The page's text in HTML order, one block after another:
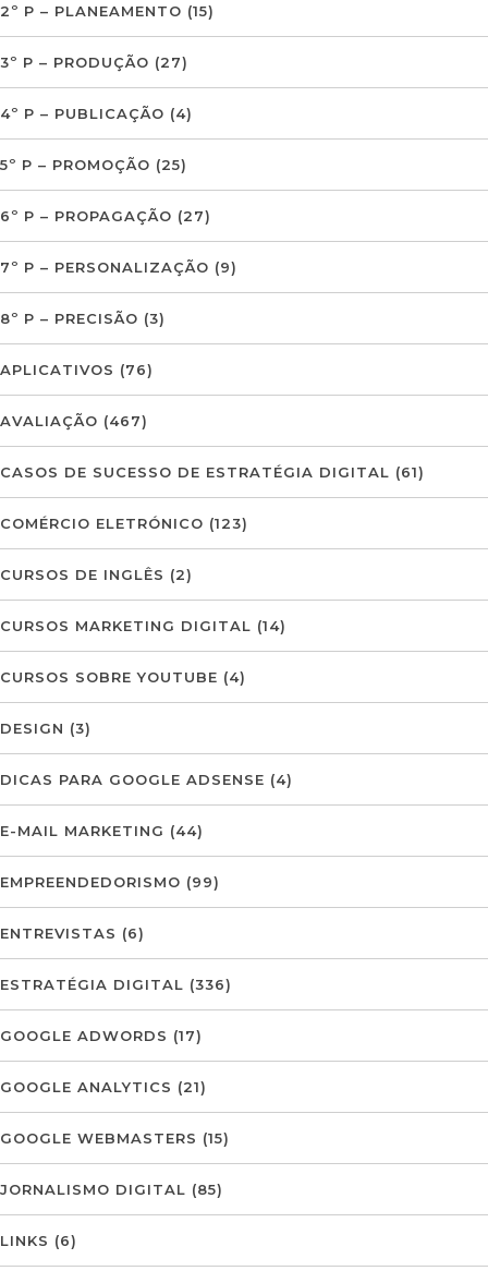
2º P – PLANEAMENTO (15)
3º P – PRODUÇÃO (27)
4º P – PUBLICAÇÃO (4)
5º P – PROMOÇÃO (25)
6º P – PROPAGAÇÃO (27)
7º P – PERSONALIZAÇÃO (9)
8º P – PRECISÃO (3)
APLICATIVOS (76)
AVALIAÇÃO (467)
CASOS DE SUCESSO DE ESTRATÉGIA DIGITAL (61)
COMÉRCIO ELETRÓNICO (123)
CURSOS DE INGLÊS (2)
CURSOS MARKETING DIGITAL (14)
CURSOS SOBRE YOUTUBE (4)
DESIGN (3)
DICAS PARA GOOGLE ADSENSE (4)
E-MAIL MARKETING (44)
EMPREENDEDORISMO (99)
ENTREVISTAS (6)
ESTRATÉGIA DIGITAL (336)
GOOGLE ADWORDS (17)
GOOGLE ANALYTICS (21)
GOOGLE WEBMASTERS (15)
JORNALISMO DIGITAL (85)
LINKS (6)